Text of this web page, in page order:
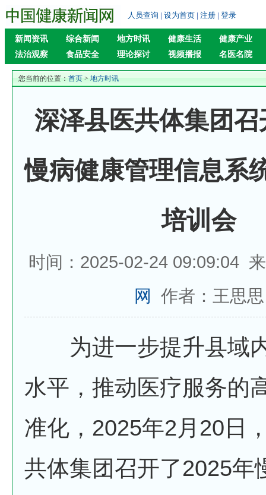
人员查询 | 设为首页 | 注册 | 登录
新闻资讯 综合新闻 地方时讯 健康生活
健康产业
法治观察
食品安全 理论探讨 视频播报 名医名院
您当前的位置： 首页 > 地方时讯
深泽县医共体集团召
慢病健康管理信息系
培训会
时间：2025-02-24 09:09:04
网
作者：王思思
为进一步提升县域
水平，推动医疗服务的
准化，2025年2月20日
共体集团召开了2025年